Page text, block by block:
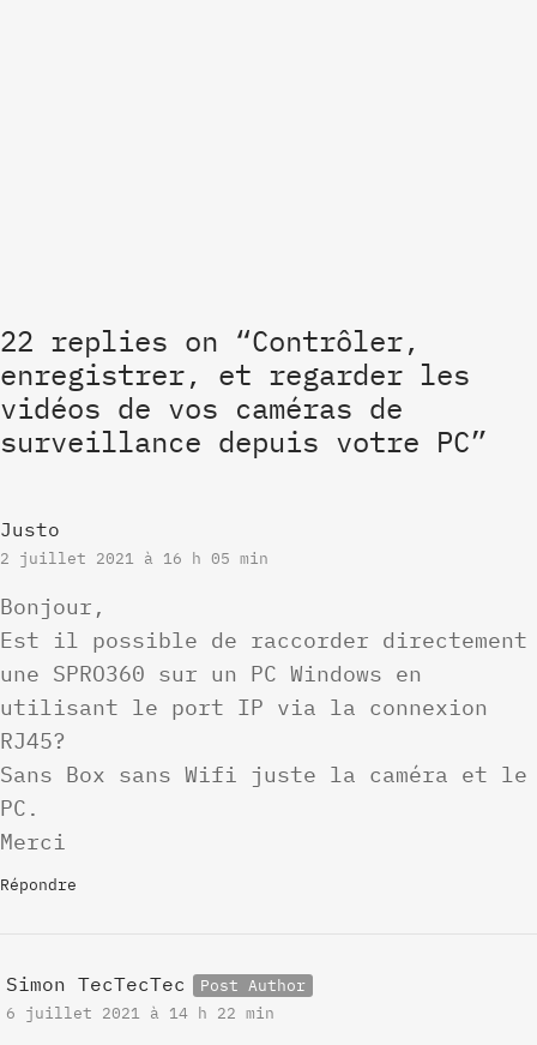
22 replies on “Contrôler,
enregistrer, et regarder les
vidéos de vos caméras de
surveillance depuis votre PC”
Justo
2 juillet 2021 à 16 h 05 min
Bonjour,
Est il possible de raccorder directement
une SPRO360 sur un PC Windows en
utilisant le port IP via la connexion
RJ45?
Sans Box sans Wifi juste la caméra et le
PC.
Merci
Répondre
Simon TecTecTec
6 juillet 2021 à 14 h 22 min